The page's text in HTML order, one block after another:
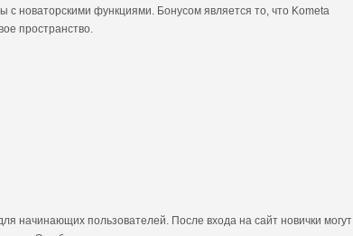
новаторскими функциями. Бонусом является то, что Kometa
пространство.
начинающих пользователей. После входа на сайт новички могут